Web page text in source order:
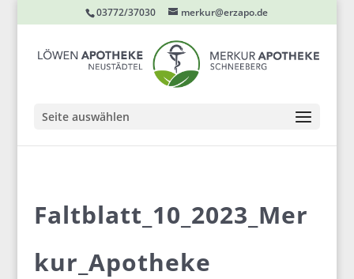
03772/37030 merkur@erzapo.de
Seite auswählen
Faltblatt_10_2023_Mer
kur_Apotheke